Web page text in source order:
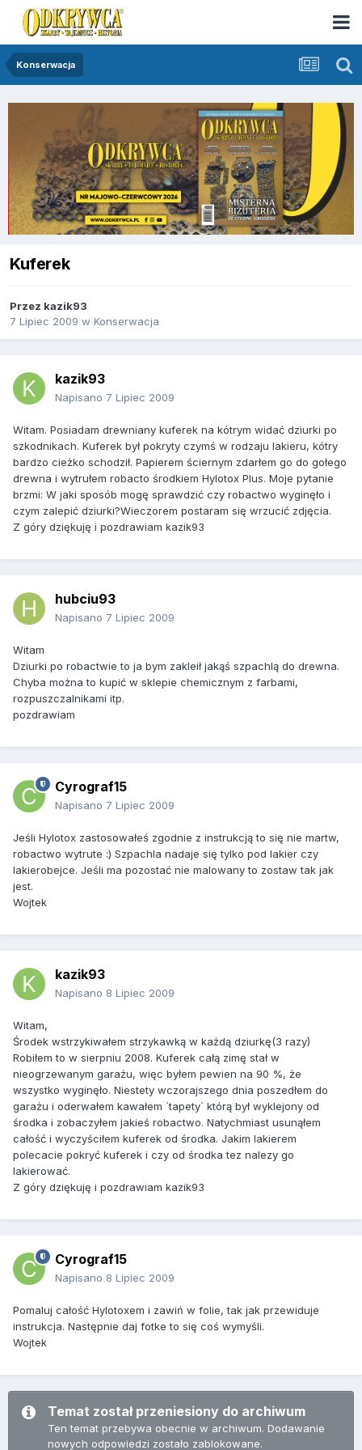
Konserwacja
Kuferek
Przez kazik93
7 Lipiec 2009 w Konserwacja
kazik93
Napisano 7 Lipiec 2009
Witam. Posiadam drewniany kuferek na kótrym widać dziurki po
szkodnikach. Kuferek był pokryty czymś w rodzaju lakieru, kótry
bardzo cieżko schodził. Papierem ściernym zdarłem go do gołego
drewna i wytrułem robacto środkiem Hylotox Plus. Moje pytanie
brzmi: W jaki sposób mogę sprawdzić czy robactwo wyginęło i
czym zalepić dziurki?Wieczorem postaram się wrzucić zdjęcia.
Z góry dziękuję i pozdrawiam kazik93
hubciu93
Napisano 7 Lipiec 2009
Witam
Dziurki po robactwie to ja bym zakleił jakąś szpachlą do drewna.
Chyba można to kupić w sklepie chemicznym z farbami,
rozpuszczalnikami itp.
pozdrawiam
Cyrograf15
Napisano 7 Lipiec 2009
Jeśli Hylotox zastosowałeś zgodnie z instrukcją to się nie martw,
robactwo wytrute :) Szpachla nadaje się tylko pod lakier czy
lakierobejce. Jeśli ma pozostać nie malowany to zostaw tak jak
jest.
Wojtek
kazik93
Napisano 8 Lipiec 2009
Witam,
Środek wstrzykiwałem strzykawką w każdą dziurkę(3 razy)
Robiłem to w sierpniu 2008. Kuferek całą zimę stał w
nieogrzewanym garażu, więc byłem pewien na 90 %, że
wszystko wyginęło. Niestety wczorajszego dnia poszedłem do
garażu i oderwałem kawałem `tapety` którą był wyklejony od
środka i zobaczyłem jakieś robactwo. Natychmiast usunąłem
całość i wyczyściłem kuferek od środka. Jakim lakierem
polecacie pokryć kuferek i czy od środka tez nalezy go
lakierować.
Z góry dziękuję i pozdrawiam kazik93
Cyrograf15
Napisano 8 Lipiec 2009
Pomaluj całość Hylotoxem i zawiń w folie, tak jak przewiduje
instrukcja. Następnie daj fotke to się coś wymyśli.
Wojtek
Temat został przeniesiony do archiwum
Ten temat przebywa obecnie w archiwum. Dodawanie
nowych odpowiedzi zostało zablokowane.